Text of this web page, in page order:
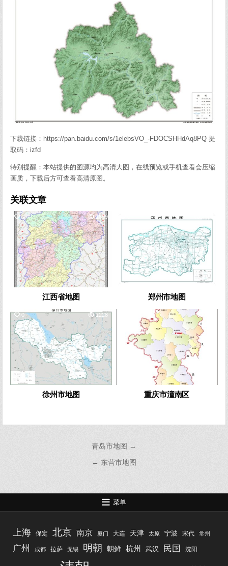
下载链接：https://pan.baidu.com/s/1elebsVO_-FDOCSHHdAq8PQ 提
取码：izfd
特别提醒：本站提供的图源均为高清大图，在线预览或手机查看会压缩
画质，下载后方可查看高清原图。
关联文章
0 1899
江西省地图 郑州市地图
0 1228
徐州市地图 重庆市潼南区
航
青岛市地图 →
← 东营市地图
菜单
上海 保定 北京 南京 厦门 大连 天津 太原 宁波 宋代 常州
广州 成都 拉萨 无锡 明朝 朝鲜 杭州 武汉 民国 沈阳